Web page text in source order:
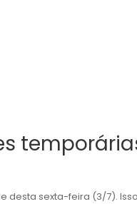
desta sexta-feira (3/7).